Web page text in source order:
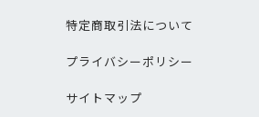
特定商取引法について
プライバシーポリシー
サイトマップ